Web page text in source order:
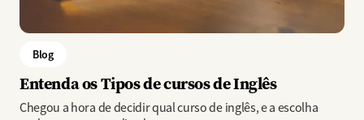
Blog
Entenda os Tipos de cursos de Inglês
Chegou a hora de decidir qual curso de inglês, e a escolha